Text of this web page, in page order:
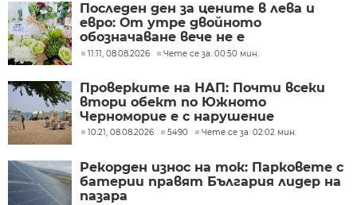
Последен ден за цените в лева и
евро: От утре двойното
обозначаване вече не е
задължително
11:11, 08.08.2026 Чете се за: 00:50 мин.
Проверките на НАП: Почти всеки
втори обект по Южното
Черноморие е с нарушение
10:21, 08.08.2026 5490 Чете се за: 02:02 мин.
Рекорден износ на ток: Парковете с
батерии правят България лидер на
пазара